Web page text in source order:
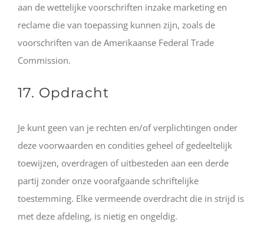
aan de wettelijke voorschriften inzake marketing en
reclame die van toepassing kunnen zijn, zoals de
voorschriften van de Amerikaanse Federal Trade
Commission.
17. Opdracht
Je kunt geen van je rechten en/of verplichtingen onder
deze voorwaarden en condities geheel of gedeeltelijk
toewijzen, overdragen of uitbesteden aan een derde
partij zonder onze voorafgaande schriftelijke
toestemming. Elke vermeende overdracht die in strijd is
met deze afdeling, is nietig en ongeldig.